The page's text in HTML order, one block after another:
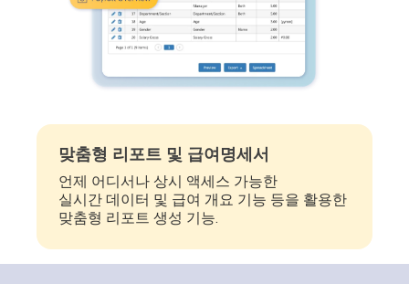
맞춤형 리포트 및 급여명세서
언제 어디서나 상시 액세스 가능한
실시간 데이터 및 급여 개요 기능 등을 활용한
맞춤형 리포트 생성 기능.